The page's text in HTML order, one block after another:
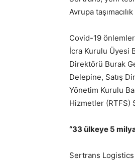
Avrupa
Covid-19
İcra Kurulu Üyesi
Direktörü Burak
Delepine, Satış
Yönetim Kurulu
Hizmetler (RTFS)
“33 ülkeye 5
Sertrans